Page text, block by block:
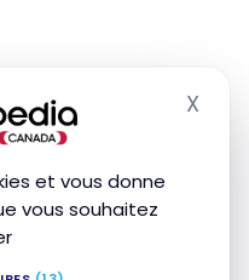
et vous donne
vous souhaitez
X